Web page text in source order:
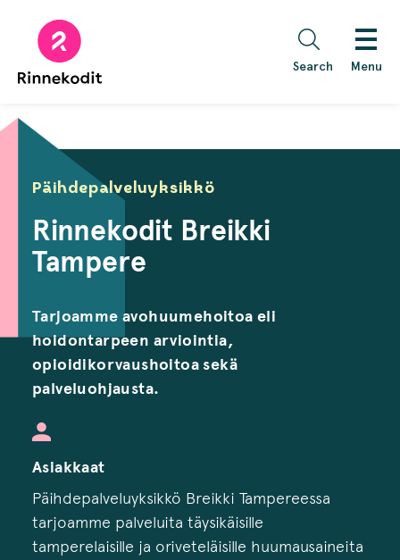
content
Search Menu
Päihdepalveluyksikkö
Rinnekodit Breikki
Tampere
Tarjoamme avohuumehoitoa eli
hoidontarpeen arviointia,
opioidikorvaushoitoa sekä
palveluohjausta.
Asiakkaat
Päihdepalveluyksikkö Breikki Tampereessa
tarjoamme palveluita täysikäisille
tamperelaisille ja oriveteläisille huumausaineita